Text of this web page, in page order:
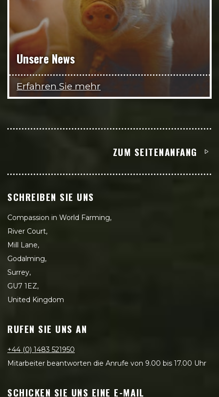
Unsere News
Erfahren Sie mehr
ZUM SEITENANFANG
SCHREIBEN SIE UNS
Compassion in World Farming,
River Court,
Mill Lane,
Godalming,
Surrey,
GU7 1EZ,
United Kingdom
RUFEN SIE UNS AN
+44 (0) 1483 521950
Mitarbeiter beantworten die Anrufe von 9.00 bis 17.00 Uhr
SCHICKEN SIE UNS EINE E-MAIL